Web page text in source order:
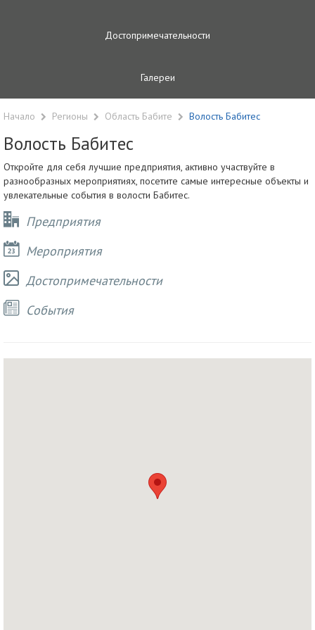
Достопримечательности
Галереи
Начало Регионы Область Бабите Волость Бабитес
Волость Бабитес
Откройте для себя лучшие предприятия, активно участвуйте в
разнообразных мероприятиях, посетите самые интересные объекты и
увлекательные события в волости Бабитес.
Предприятия
Мероприятия
Достопримечательности
Cобытия